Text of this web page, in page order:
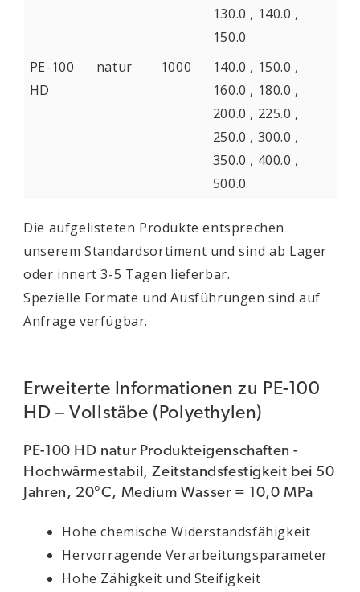
130.0 , 140.0 ,
150.0
PE-100
HD
natur 1000
140.0 , 150.0 ,
160.0 , 180.0 ,
200.0 , 225.0 ,
250.0 , 300.0 ,
350.0 , 400.0 ,
500.0
Die aufgelisteten Produkte entsprechen
unserem Standardsortiment und sind ab Lager
oder innert 3-5 Tagen lieferbar.
Spezielle Formate und Ausführungen sind auf
Anfrage verfügbar.
Erweiterte Informationen zu PE-100
HD – Vollstäbe (Polyethylen)
PE-100 HD natur Produkteigenschaften -
Hochwärmestabil, Zeitstandsfestigkeit bei 50
Jahren, 20°C, Medium Wasser = 10,0 MPa
Hohe chemische Widerstandsfähigkeit
Hervorragende Verarbeitungsparameter
Hohe Zähigkeit und Steifigkeit